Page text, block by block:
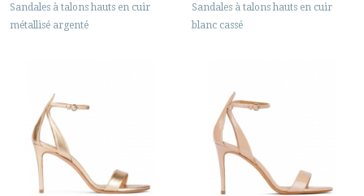
Sandales à talons hauts en cuir
métallisé argenté
Sandales à talons hauts en cuir
blanc cassé